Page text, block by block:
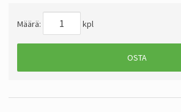
Määrä: kpl
OSTA